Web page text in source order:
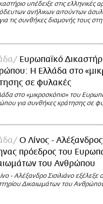
υπέδειξε στις
ανήλικων αιτούντων
τις συνθήκες διαμονής τους
Ευρωπαϊκό
Η Ελλάδα στο
σε φυλακές
στο «μικροσκόπιο» του
για συνθήκες κράτησης σε
Ο Λίνος - Αλέξανδρος
πρόεδρος του
του Ανθρώπου
- Αλέξανδρο Σισιλιάνο
Δικαιωμάτων του